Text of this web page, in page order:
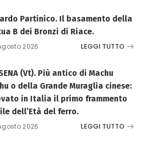
Partinico. Il basamento della
B dei Bronzi di Riace.
2026 LEGGI TUTTO
(Vt). Più antico di Machu
o della Grande Muraglia cinese:
in Italia il primo frammento
dell’Età del ferro.
2026 LEGGI TUTTO